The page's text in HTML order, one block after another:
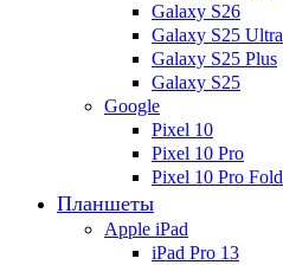
Galaxy S26
Galaxy S25 Ultra
Galaxy S25 Plus
Galaxy S25
Google
Pixel 10
Pixel 10 Pro
Pixel 10 Pro Fold
Планшеты
Apple iPad
iPad Pro 13